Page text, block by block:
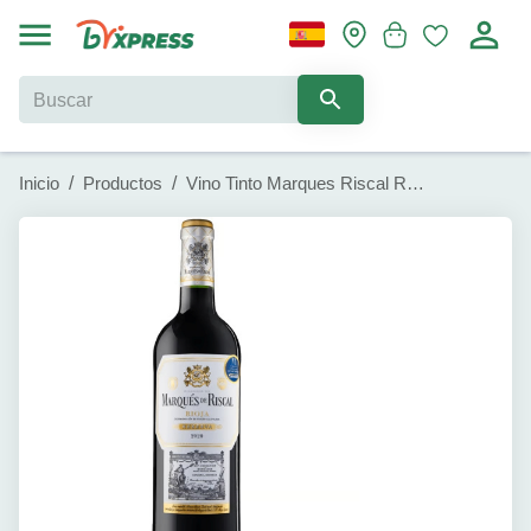
Inicio / Productos / Vino Tinto Marques Riscal Reserva (750 ml)